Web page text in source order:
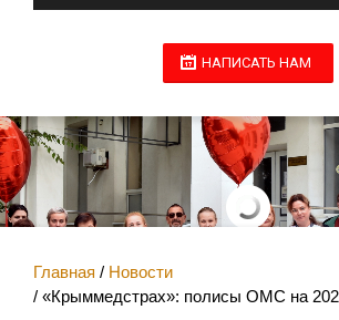
НАПИСАТЬ НАМ
Главная
Новости
«Крыммедстрах»: полисы ОМС на